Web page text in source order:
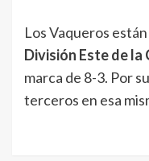
Los Vaqueros
División Este de
marca de 8-3. Por
terceros en esa